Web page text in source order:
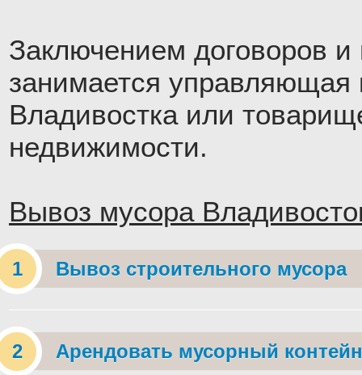
Заключением договоров
занимается
Владивостка или
недвижимости.
Вывоз мусора
Вывоз строительного мусора
Арендовать мусорный